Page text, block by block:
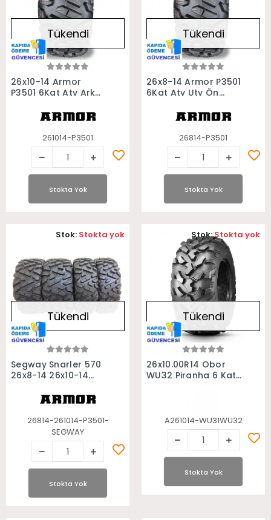
Stokta Yok
Tükendi
26x10-14 Armor
P3501 6Kat Atv Arka
261014-P3501
Stokta Yok
Stokta Yok
Tükendi
26x8-14 Armor P3501
6Kat Atv Utv Ön
26814-P3501
Stokta Yok
Stokta Yok
Tükendi
Segway Snarler 570
26x8-14 26x10-14
Takım Atv Lastiği
26814-261014-P3501-
SEGWAY
Stok: Stokta yok
Stokta Yok
Stokta Yok
Tükendi
26x10.00R14 Obor
WU32 Piranha 6 Kat
A261014-WU31WU32
Stok:Stokta yok
Stokta Yok